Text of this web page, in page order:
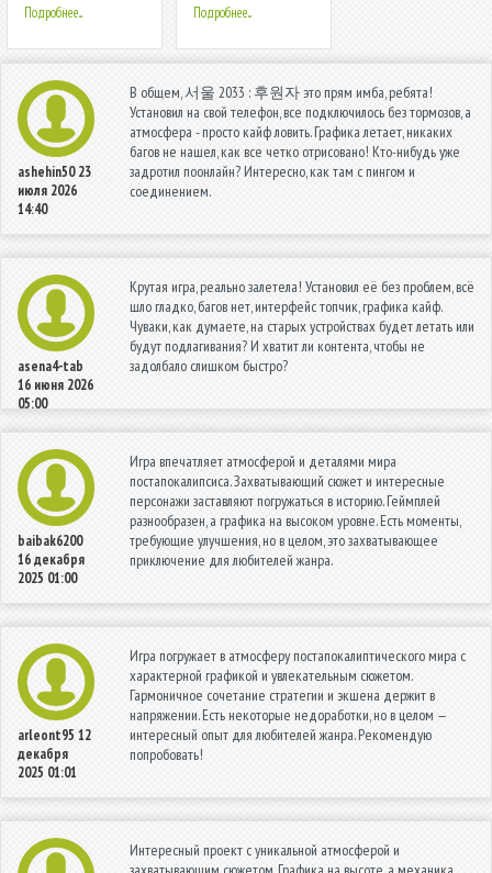
Подробнее... Подробнее...
ashehin50 23
июля 2026
14:40
В общем, 서울 2033 : 후원자 это прям имба, ребята!
Установил на свой телефон, все подключилось без тормозов, а
атмосфера - просто кайф ловить. Графика летает, никаких
багов не нашел, как все четко отрисовано! Кто-нибудь уже
задротил поонлайн? Интересно, как там с пингом и
соединением.
asena4-tab
16 июня 2026
05:00
Крутая игра, реально залетела! Установил её без проблем, всё
шло гладко, багов нет, интерфейс топчик, графика кайф.
Чуваки, как думаете, на старых устройствах будет летать или
будут подлагивания? И хватит ли контента, чтобы не
задолбало слишком быстро?
baibak6200
16 декабря
2025 01:00
Игра впечатляет атмосферой и деталями мира
постапокалипсиса. Захватывающий сюжет и интересные
персонажи заставляют погружаться в историю. Геймплей
разнообразен, а графика на высоком уровне. Есть моменты,
требующие улучшения, но в целом, это захватывающее
приключение для любителей жанра.
arleont95 12
декабря
2025 01:01
Игра погружает в атмосферу постапокалиптического мира с
характерной графикой и увлекательным сюжетом.
Гармоничное сочетание стратегии и экшена держит в
напряжении. Есть некоторые недоработки, но в целом —
интересный опыт для любителей жанра. Рекомендую
попробовать!
Интересный проект с уникальной атмосферой и